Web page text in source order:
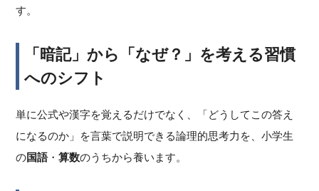
す。
「暗記」から「なぜ？」を考える習慣
へのシフト
単に公式や漢字を覚えるだけでなく、「どうしてこの答え
になるのか」を言葉で説明できる論理的思考力を、小学生
の国語・算数のうちから養います。